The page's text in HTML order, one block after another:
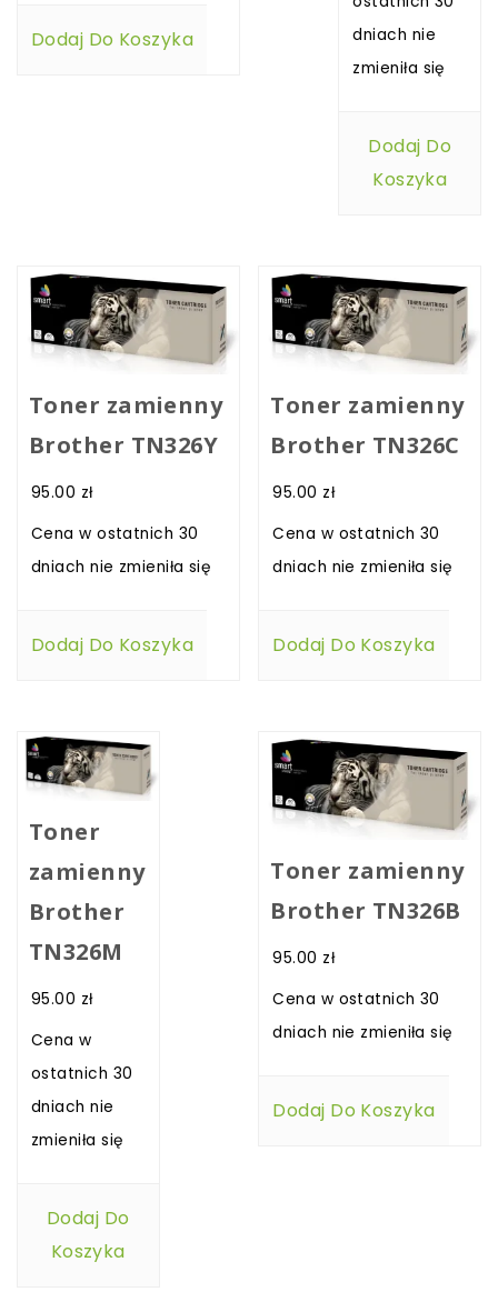
Dodaj Do Koszyka
dniach nie
zmieniła się
Dodaj Do
Koszyka
Toner zamienny
Brother TN326Y
95.00 zł
Cena w ostatnich 30
dniach nie zmieniła się
Dodaj Do Koszyka
Toner zamienny
Brother TN326C
95.00 zł
Cena w ostatnich 30
dniach nie zmieniła się
Dodaj Do Koszyka
Toner
zamienny
Brother
TN326M
95.00 zł
Cena w
ostatnich 30
dniach nie
zmieniła się
Dodaj Do
Koszyka
Toner zamienny
Brother TN326B
95.00 zł
Cena w ostatnich 30
dniach nie zmieniła się
Dodaj Do Koszyka